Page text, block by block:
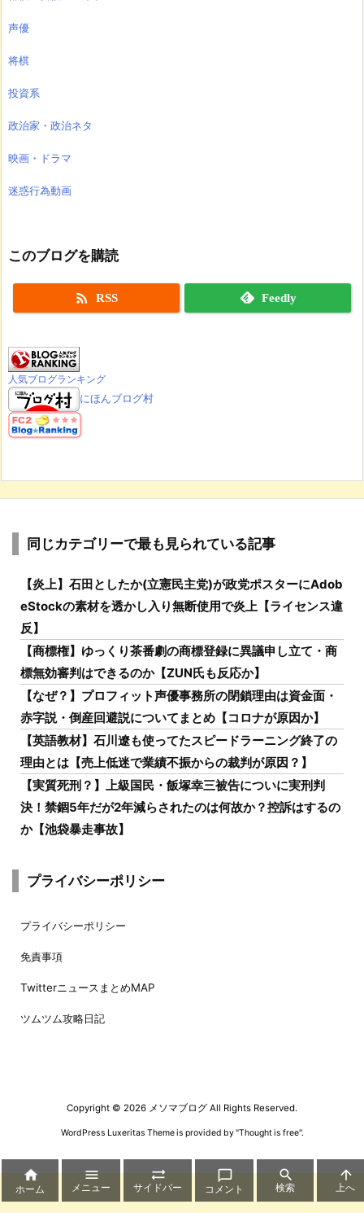
声優
将棋
投資系
政治家・政治ネタ
映画・ドラマ
迷惑行為動画
このブログを購読
 RSS Feedly
人気ブログランキング
にほんブログ村
同じカテゴリーで最も見られている記事
【炎上】石田としたか(立憲民主党)が政党ポスターにAdob
eStockの素材を透かし入り無断使用で炎上【ライセンス違
反】
【商標権】ゆっくり茶番劇の商標登録に異議申し立て・商
標無効審判はできるのか【ZUN氏も反応か】
【なぜ？】プロフィット声優事務所の閉鎖理由は資金面・
赤字説・倒産回避説についてまとめ【コロナが原因か】
【英語教材】石川遼も使ってたスピードラーニング終了の
理由とは【売上低迷で業績不振からの裁判が原因？】
【実質死刑？】上級国民・飯塚幸三被告についに実刑判
決！禁錮5年だが2年減らされたのは何故か？控訴はするの
か【池袋暴走事故】
プライバシーポリシー
プライバシーポリシー
免責事項
TwitterニュースまとめMAP
ツムツム攻略日記
Copyright © 2026 メソマブログ All Rights Reserved.
WordPress Luxeritas Theme is provided by "Thought is free".

ホーム

メニュー

サイドバー

コメント

検索

上へ